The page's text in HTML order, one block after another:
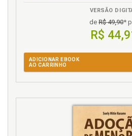
Mentiras que te contam sobre
Mudanças. O parto que
O
O parto que mudou minha
P
Parto que mudou minha vida,
Parto. Como sobreviver às
VERSÃO
de R$ 49,90*
R$
ADICIONAR EBOOK
AO CARRINHO